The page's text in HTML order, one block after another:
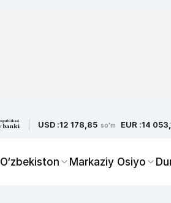
USD :12 178,85 so'm EUR :14
O‘zbekiston Markaziy Osiyo